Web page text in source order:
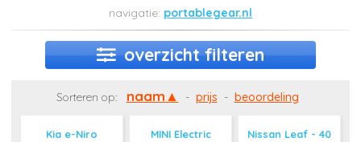
portablegear.nl
overzicht filteren
Sorteren op: naam - prijs - beoordeling
Kia e-Niro MINI Electric
Nissan Leaf - 40